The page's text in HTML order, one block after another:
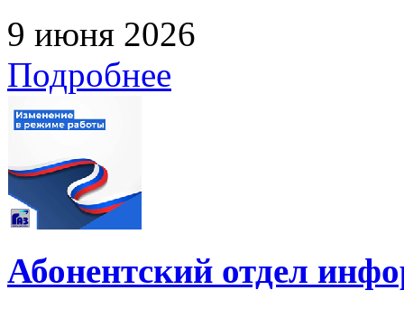
9 июня 2026
Подробнее
Абонентский отдел